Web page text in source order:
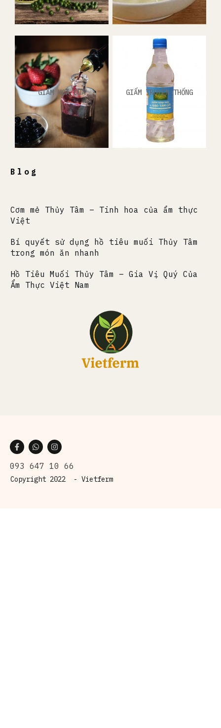
GIẤM HOA QUẢ GIẤM TRUYỀN THỐNG
Blog
Cơm mẻ Thủy Tâm – Tinh hoa của ẩm thực
Việt
Bí quyết sử dụng hồ tiêu muối Thủy Tâm
trong món ăn nhanh
Hồ Tiêu Muối Thủy Tâm – Gia Vị Quý Của
Ẩm Thực Việt Nam
093 647 10 66
Copyright 2022 - Vietferm